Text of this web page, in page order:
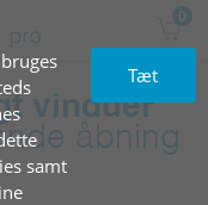
samt
Tæt
0
vinduer
åbning